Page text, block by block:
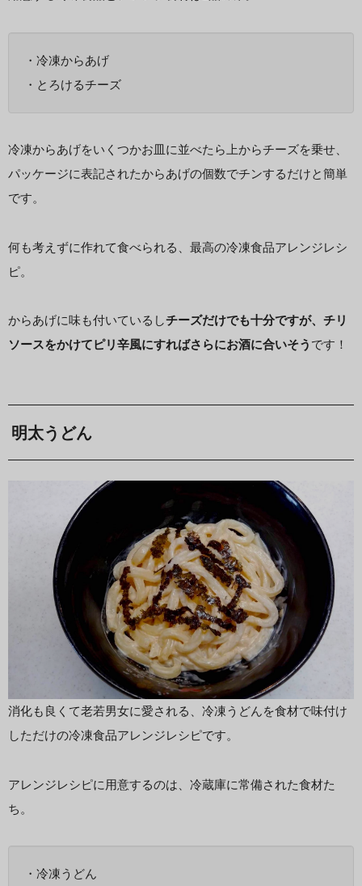
・冷凍からあげ
・とろけるチーズ
冷凍からあげをいくつかお皿に並べたら上からチーズを乗せ、
パッケージに表記されたからあげの個数でチンするだけと簡単
です。
何も考えずに作れて食べられる、最高の冷凍食品アレンジレシ
ピ。
からあげに味も付いているしチーズだけでも十分ですが、チリ
ソースをかけてピリ辛風にすればさらにお酒に合いそう です！
明太うどん
消化も良くて老若男女に愛される、冷凍うどんを食材で味付け
しただけの冷凍食品アレンジレシピです。
アレンジレシピに用意するのは、冷蔵庫に常備された食材た
ち。
・冷凍うどん